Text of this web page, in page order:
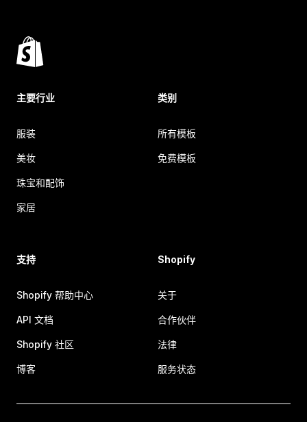
主要行业
服装
美妆
珠宝和配饰
家居
类别
所有模板
免费模板
支持
Shopify 帮助中心
API 文档
Shopify 社区
博客
Shopify
关于
合作伙伴
法律
服务状态